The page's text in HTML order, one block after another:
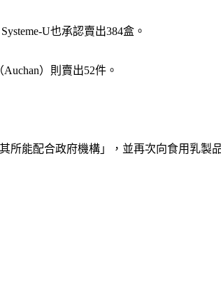
U也承認賣出384盒。
）則賣出52件。
能配合政府機構」，並再次向食用乳製